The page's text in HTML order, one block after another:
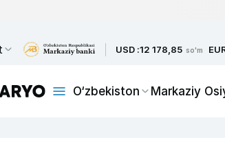
USD :12 178,85 so'm
O‘zbekiston Markaziy